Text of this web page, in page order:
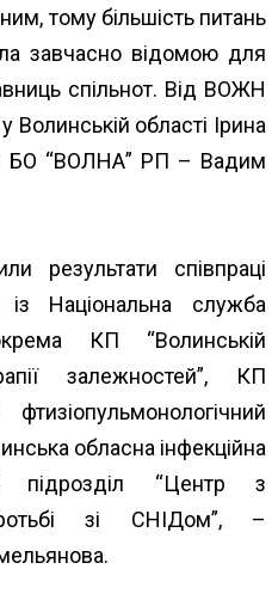
тому більшість питань
завчасно відомою для
спільнот. Від ВОЖН
області Ірина
БО “ВОЛНА” РП – Вадим
результати співпраці
із Національна служба
КП “Волинській
залежностей”, КП
обласна інфекційна
підрозділ “Центр з
зі СНІДом”, –